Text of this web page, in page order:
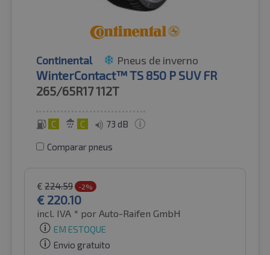
Continental Pneus de inverno
WinterContact™ TS 850 P SUV FR
265/65R17112T
C C 73 dB
Comparar pneus
€ 224.59 -2%
€ 220.10
incl. IVA * por Auto-Raifen GmbH
EM ESTOQUE
Envio gratuito